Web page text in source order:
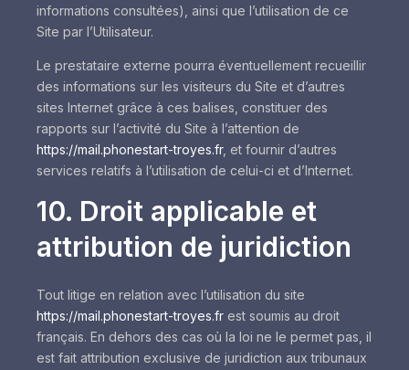
informations consultées), ainsi que l’utilisation de ce
Site par l’Utilisateur.
Le prestataire externe pourra éventuellement recueillir
des informations sur les visiteurs du Site et d’autres
sites Internet grâce à ces balises, constituer des
rapports sur l’activité du Site à l’attention de
https://mail.phonestart-troyes.fr, et fournir d’autres
services relatifs à l’utilisation de celui-ci et d’Internet.
10. Droit applicable et
attribution de juridiction
Tout litige en relation avec l’utilisation du site
https://mail.phonestart-troyes.fr est soumis au droit
français. En dehors des cas où la loi ne le permet pas, il
est fait attribution exclusive de juridiction aux tribunaux